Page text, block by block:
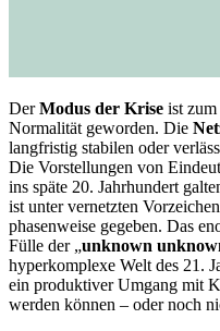
DerModus der Krise ist zum
Normalität geworden. Die
langfristig stabilen oder
Die Vorstellungen von
ins späte 20. Jahrhundert
ist unter vernetzten
phasenweise gegeben. Das
Fülle der „unknown
hyperkomplexe Welt des 21.
ein produktiver Umgang mit
werden können – oder noch